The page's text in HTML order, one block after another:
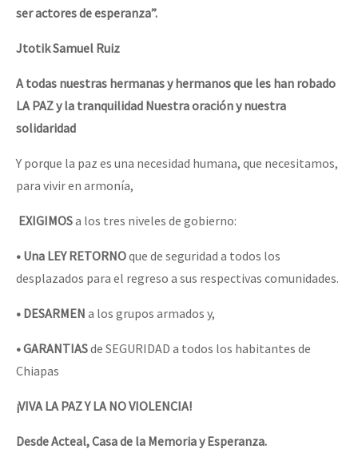
ser actores de esperanza”.
Jtotik Samuel Ruiz
A todas nuestras hermanas y hermanos que les han robado
LA PAZ y la tranquilidad Nuestra oración y nuestra
solidaridad
Y porque la paz es una necesidad humana, que necesitamos,
para vivir en armonía,
EXIGIMOSa los tres niveles de gobierno:
• Una LEY RETORNOque de seguridad a todos los
desplazados para el regreso a sus respectivas comunidades.
• DESARMEN a los grupos armados y,
• GARANTIASde SEGURIDAD a todos los habitantes de
Chiapas
¡VIVA LA PAZ Y LA NO VIOLENCIA!
Desde Acteal, Casa de la Memoria y Esperanza.